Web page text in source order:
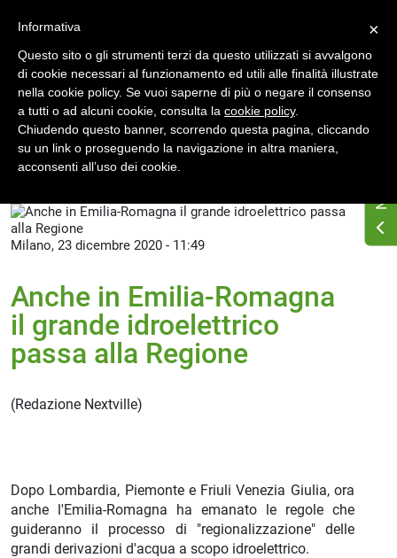
Home News Archivio 2020
Milano, 23 dicembre 2020 - 11:49
Anche in Emilia-Romagna
il grande idroelettrico
passa alla Regione
(Redazione Nextville)
Dopo Lombardia, Piemonte e Friuli Venezia Giulia, ora
anche l'Emilia-Romagna ha emanato le regole che
guideranno il processo di "regionalizzazione" delle
grandi derivazioni d'acqua a scopo idroelettrico.
×
Informativa
Questo sito o gli strumenti terzi da questo utilizzati si avvalgono
di cookie necessari al funzionamento ed utili alle finalità illustrate
nella cookie policy. Se vuoi saperne di più o negare il consenso
a tutti o ad alcuni cookie, consulta la cookie policy.
Chiudendo questo banner, scorrendo questa pagina, cliccando
su un link o proseguendo la navigazione in altra maniera,
acconsenti all’uso dei cookie.